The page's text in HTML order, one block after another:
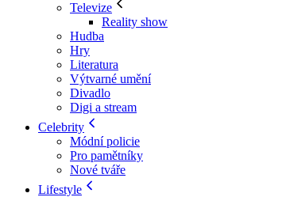
Televize
Reality show
Hudba
Hry
Literatura
Výtvarné umění
Divadlo
Digi a stream
Celebrity
Módní policie
Pro pamětníky
Nové tváře
Lifestyle